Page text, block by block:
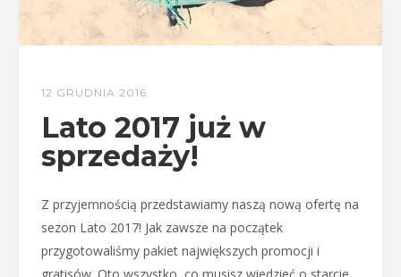
12 GRUDNIA 2016
Lato 2017 już w
sprzedaży!
Z przyjemnością przedstawiamy naszą nową ofertę na
sezon Lato 2017! Jak zawsze na początek
przygotowaliśmy pakiet największych promocji i